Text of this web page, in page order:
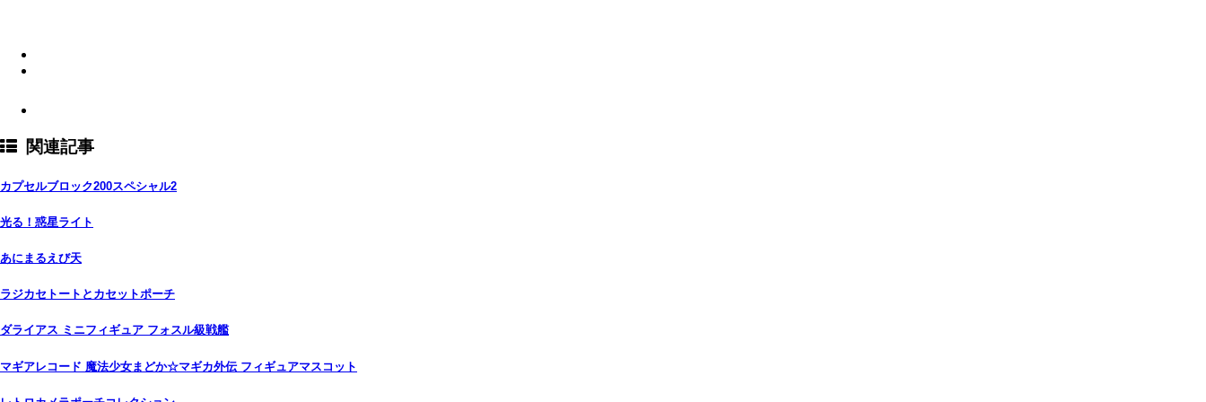
関連記事
カプセルブロック200スペシャル2
光る！惑星ライト
あにまるえび天
ラジカセトートとカセットポーチ
ダライアス ミニフィギュア フォスル級戦艦
マギアレコード 魔法少女まどか☆マギカ外伝 フィギュアマスコット